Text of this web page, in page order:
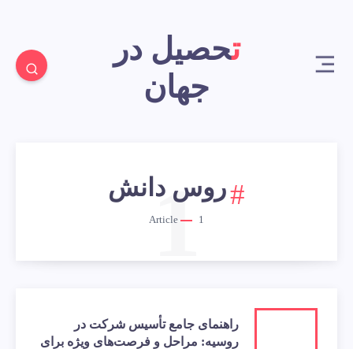
تحصیل در
جهان
روس دانش
1
1
راهنمای جامع تأسیس شرکت در
روسیه: مراحل و فرصت‌های ویژه برای